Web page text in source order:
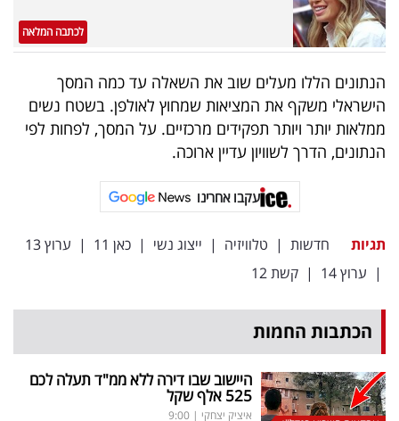
לכתבה המלאה
הנתונים הללו מעלים שוב את השאלה עד כמה המסך
הישראלי משקף את המציאות שמחוץ לאולפן. בשטח נשים
ממלאות יותר ויותר תפקידים מרכזיים. על המסך, לפחות לפי
הנתונים, הדרך לשוויון עדיין ארוכה.
עקבו אחרינו
תגיות חדשות | טלוויזיה | ייצוג נשי | כאן 11 | ערוץ 13
| ערוץ 14 | קשת 12
הכתבות החמות
היישוב שבו דירה ללא ממ"ד תעלה לכם
525 אלף שקל
איציק יצחקי |
9:00